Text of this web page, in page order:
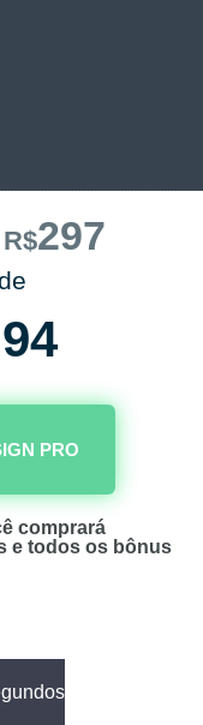
R$297
94
PRO
comprará
e todos os bônus